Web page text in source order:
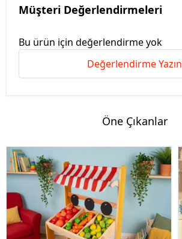
Müşteri Değerlendirmeleri
Bu ürün için değerlendirme yok
Değerlendirme Yazın
Öne Çıkanlar